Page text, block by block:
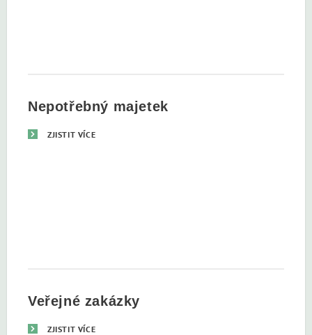
Nepotřebný majetek
ZJISTIT VÍCE
Veřejné zakázky
ZJISTIT VÍCE